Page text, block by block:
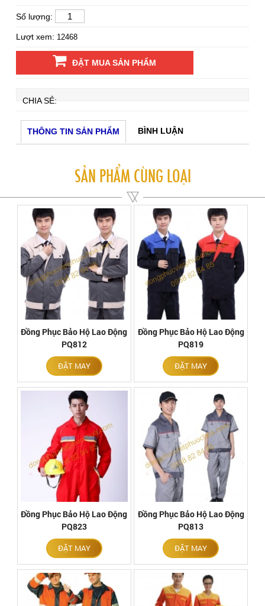
Số lượng:
Lượt xem: 12468
ĐẶT MUA SẢN PHẨM
CHIA SẺ:
THÔNG TIN SẢN PHẨM BÌNH LUẬN
SẢN PHẨM CÙNG LOẠI
Đồng Phục Bảo Hộ Lao Động
PQ812
ĐẶT MAY
Đồng Phục Bảo Hộ Lao Động
PQ819
ĐẶT MAY
Đồng Phục Bảo Hộ Lao Động
PQ823
ĐẶT MAY
Đồng Phục Bảo Hộ Lao Động
PQ813
ĐẶT MAY